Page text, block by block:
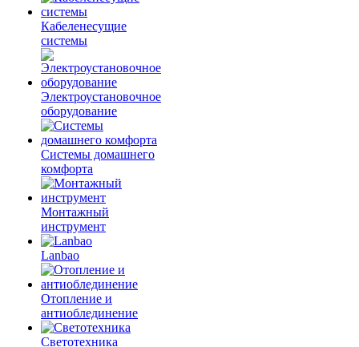
Кабеленесущие
системы
Электроустановочное
оборудование
Системы домашнего
комфорта
Монтажный
инструмент
Lanbao
Отопление и
антиоблединение
Светотехника